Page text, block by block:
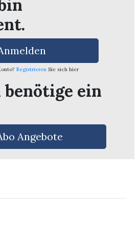
Registrieren Sie sich hier
benötige ein
Angebote